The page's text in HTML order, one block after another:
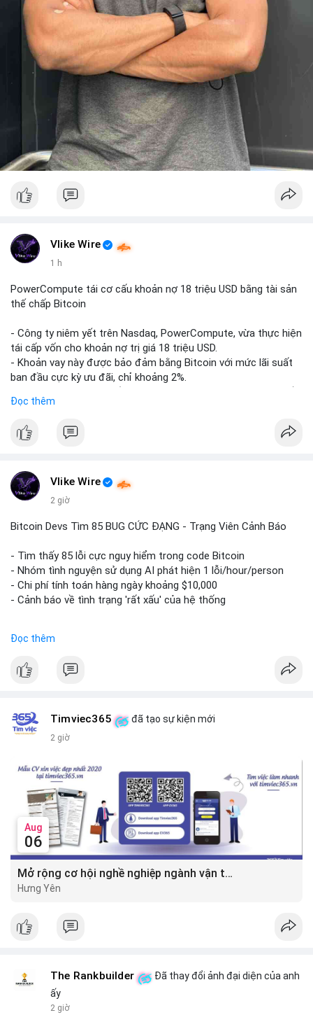
Vlike Wire
1 h
PowerCompute tái cơ cấu khoản nợ 18 triệu USD bằng tài sản
thế chấp Bitcoin
- Công ty niêm yết trên Nasdaq, PowerCompute, vừa thực hiện
tái cấp vốn cho khoản nợ trị giá 18 triệu USD.
- Khoản vay này được bảo đảm bằng Bitcoin với mức lãi suất
ban đầu cực kỳ ưu đãi, chỉ khoảng 2%.
ngày càng tin tưởng sử dụng BTC làm tài sản thế chấp để tối
$btc
#vlikevn #titanbot
📰 Nguồn: Cointelegraph
Đọc thêm
Vlike Wire
2 giờ
Bitcoin Devs Tìm 85 BUG CỨC ĐẠNG - Trạng Viên Cảnh Báo
- Tìm thấy 85 lỗi cực nguy hiểm trong code Bitcoin
- Nhóm tình nguyện sử dụng AI phát hiện 1 lỗi/hour/person
- Chi phí tính toán hàng ngày khoảng $10,000
- Cảnh báo về tình trạng 'rất xấu' của hệ thống
Đọc thêm
Timviec365 đã tạo sự kiện mới
2 giờ
Aug
06
Mở rộng cơ hội nghề nghiệp ngành vận tải - lái xe với mức lương bứt phá ?
Hưng Yên
The Rankbuilder
Đã thay đổi ảnh đại diện của anh
ấy
2 giờ